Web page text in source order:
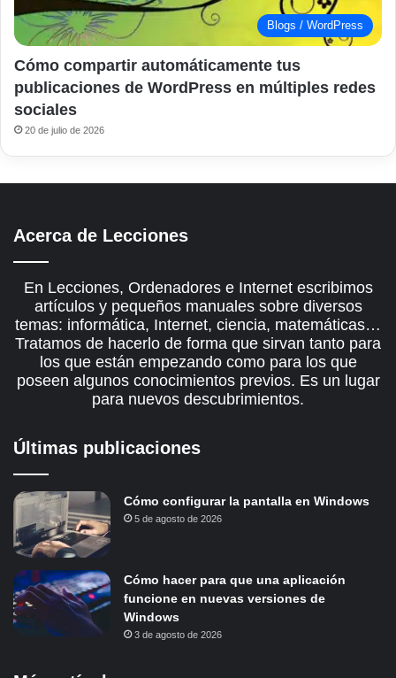
Blogs / WordPress
Cómo compartir automáticamente tus
publicaciones de WordPress en múltiples redes
sociales
20 de julio de 2026
Acerca de Lecciones
En Lecciones, Ordenadores e Internet escribimos
artículos y pequeños manuales sobre diversos
temas: informática, Internet, ciencia, matemáticas…
Tratamos de hacerlo de forma que sirvan tanto para
los que están empezando como para los que
poseen algunos conocimientos previos. Es un lugar
para nuevos descubrimientos.
Últimas publicaciones
Cómo configurar la pantalla en Windows
5 de agosto de 2026
Cómo hacer para que una aplicación
funcione en nuevas versiones de
Windows
3 de agosto de 2026